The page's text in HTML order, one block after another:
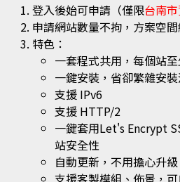
登入後始可申請（僅限台南
申請網站數量不拘，方案空
特色：
一套程式共用，每個站
一鍵安裝，省卻繁雜安
支援 IPv6
支援 HTTP/2
一鍵套用Let's Encrypt
站安全性
自動更新，不用擔心升級
支援客製模組、佈景，